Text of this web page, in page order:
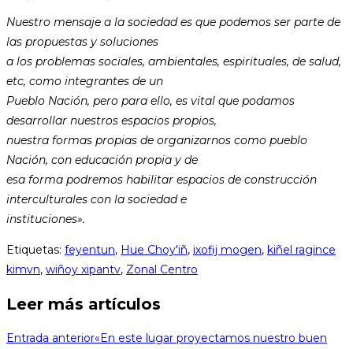
Nuestro mensaje a la sociedad es que podemos ser parte de
las propuestas y soluciones
a los problemas sociales, ambientales, espirituales, de salud,
etc, como integrantes de un
Pueblo Nación, pero para ello, es vital que podamos
desarrollar nuestros espacios propios,
nuestra formas propias de organizarnos como pueblo
Nación, con educación propia y de
esa forma podremos habilitar espacios de construcción
interculturales con la sociedad e
instituciones».
Etiquetas: feyentun, Hue Choy'iñ, ixofij mogen, kiñel ragince
kimvn, wiñoy xipantv, Zonal Centro
Leer más artículos
Entrada anterior«En este lugar proyectamos nuestro buen